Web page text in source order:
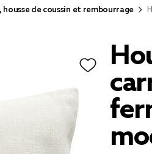
housse de coussin et rembourrage